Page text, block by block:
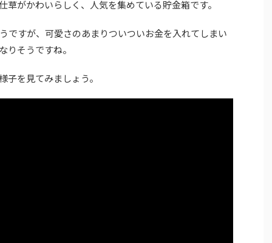
草がかわいらしく、人気を集めている貯金箱です。
ですが、可愛さのあまりついついお金を入れてしまい
りそうですね。
子を見てみましょう。